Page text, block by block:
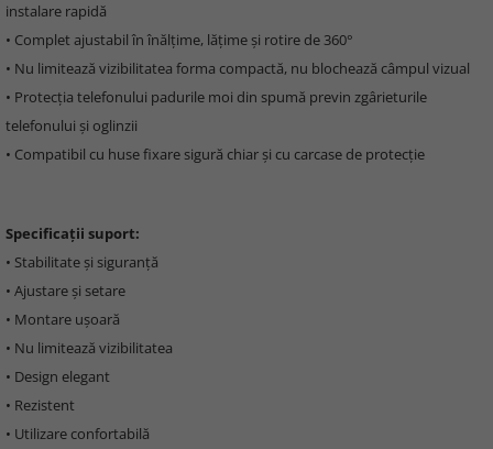
instalare rapidă
• Complet ajustabil în înălțime, lățime și rotire de 360°
• Nu limitează vizibilitatea forma compactă, nu blochează câmpul vizual
• Protecția telefonului padurile moi din spumă previn zgârieturile
telefonului și oglinzii
• Compatibil cu huse fixare sigură chiar și cu carcase de protecție
Specificații suport:
• Stabilitate și siguranță
• Ajustare și setare
• Montare ușoară
• Nu limitează vizibilitatea
• Design elegant
• Rezistent
• Utilizare confortabilă